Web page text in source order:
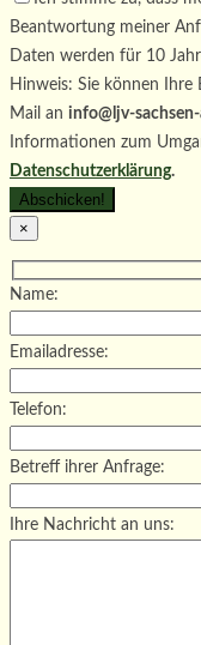
Beantwortung meiner
Daten werden für 10
Hinweis: Sie können
Mail an info@ljv-
Informationen zum
Datenschutzerklärung.
×
Name:
Emailadresse:
Telefon:
Betreff ihrer Anfrage:
Ihre Nachricht an uns: